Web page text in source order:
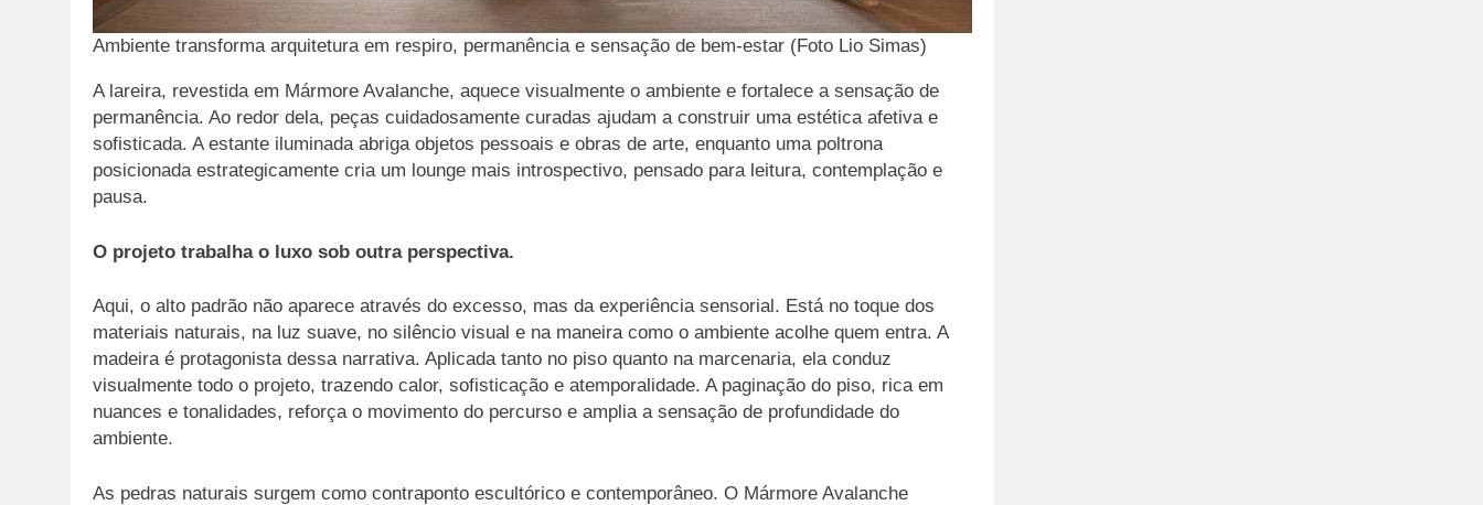
Ambiente transforma arquitetura em respiro, permanência e sensação de bem-estar (Foto Lio Simas)
A lareira, revestida em Mármore Avalanche, aquece visualmente o ambiente e fortalece a sensação de
permanência. Ao redor dela, peças cuidadosamente curadas ajudam a construir uma estética afetiva e
sofisticada. A estante iluminada abriga objetos pessoais e obras de arte, enquanto uma poltrona
posicionada estrategicamente cria um lounge mais introspectivo, pensado para leitura, contemplação e
pausa.
O projeto trabalha o luxo sob outra perspectiva.
Aqui, o alto padrão não aparece através do excesso, mas da experiência sensorial. Está no toque dos
materiais naturais, na luz suave, no silêncio visual e na maneira como o ambiente acolhe quem entra. A
madeira é protagonista dessa narrativa. Aplicada tanto no piso quanto na marcenaria, ela conduz
visualmente todo o projeto, trazendo calor, sofisticação e atemporalidade. A paginação do piso, rica em
nuances e tonalidades, reforça o movimento do percurso e amplia a sensação de profundidade do
ambiente.
As pedras naturais surgem como contraponto escultórico e contemporâneo. O Mármore Avalanche